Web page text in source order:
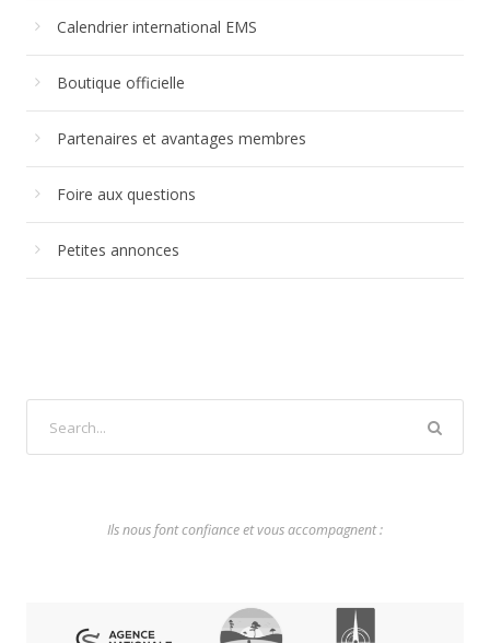
Calendrier international EMS
Boutique officielle
Partenaires et avantages membres
Foire aux questions
Petites annonces
Ils nous font confiance et vous accompagnent :